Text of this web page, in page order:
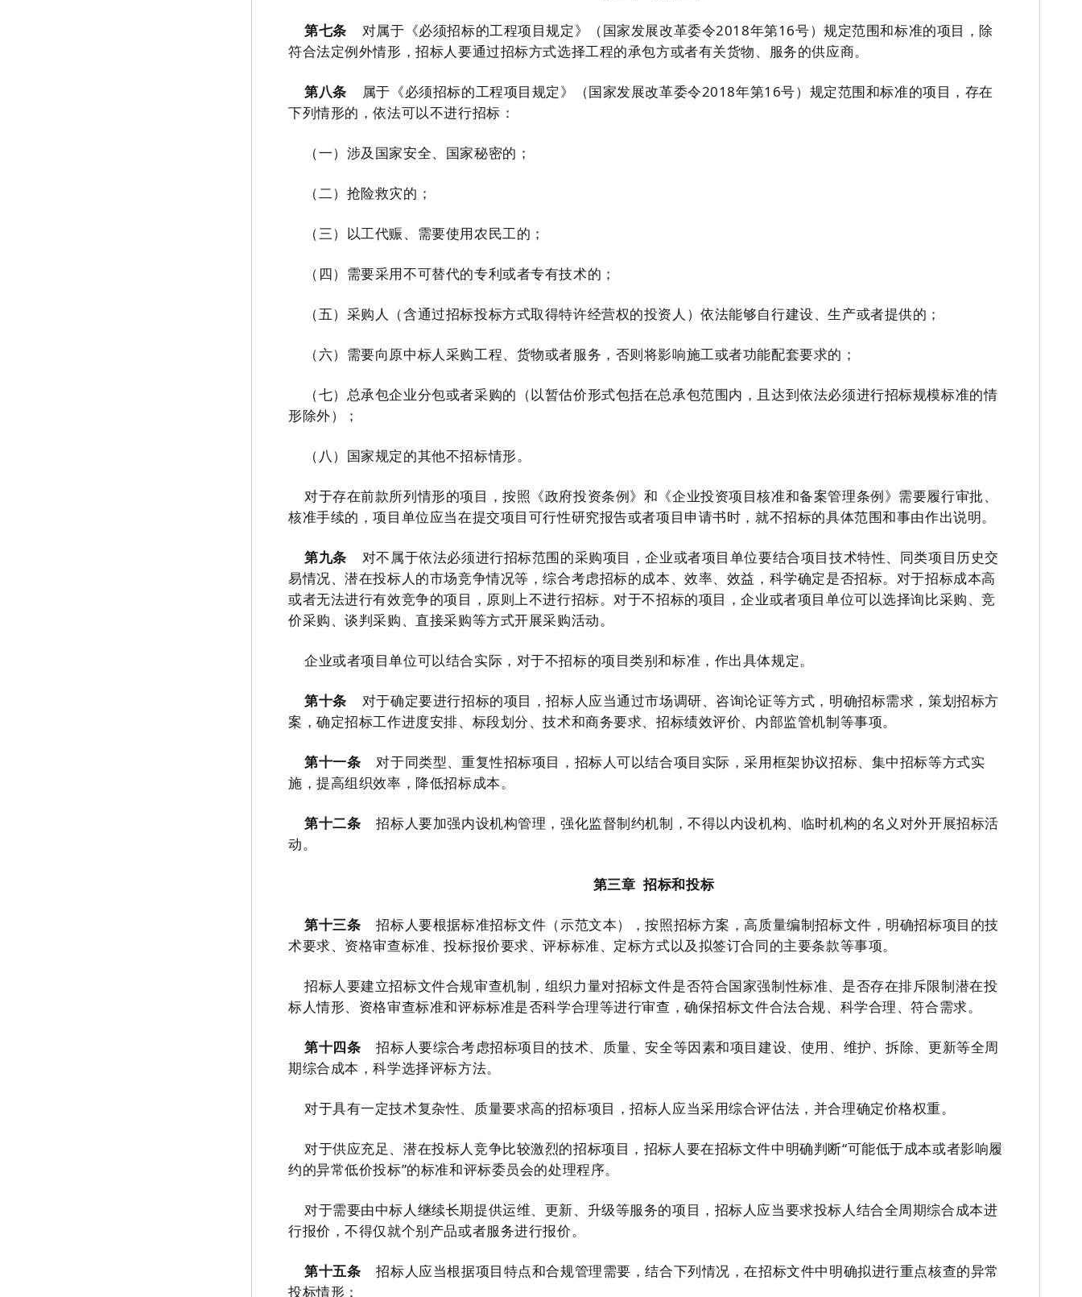
第七条 对属于《必须招标的工程项目规定》（国家发展改革委令2018年第16号）规定范围和标准的项目，除
符合法定例外情形，招标人要通过招标方式选择工程的承包方或者有关货物、服务的供应商。
第八条 属于《必须招标的工程项目规定》（国家发展改革委令2018年第16号）规定范围和标准的项目，存在
下列情形的，依法可以不进行招标：
（一）涉及国家安全、国家秘密的；
（二）抢险救灾的；
（三）以工代赈、需要使用农民工的；
（四）需要采用不可替代的专利或者专有技术的；
（五）采购人（含通过招标投标方式取得特许经营权的投资人）依法能够自行建设、生产或者提供的；
（六）需要向原中标人采购工程、货物或者服务，否则将影响施工或者功能配套要求的；
（七）总承包企业分包或者采购的（以暂估价形式包括在总承包范围内，且达到依法必须进行招标规模标准的情
形除外）；
（八）国家规定的其他不招标情形。
对于存在前款所列情形的项目，按照《政府投资条例》和《企业投资项目核准和备案管理条例》需要履行审批、
核准手续的，项目单位应当在提交项目可行性研究报告或者项目申请书时，就不招标的具体范围和事由作出说明。
第九条
对不属于依法必须进行招标范围的采购项目，企业或者项目单位要结合项目技术特性、同类项目历史交
易情况、潜在投标人的市场竞争情况等，综合考虑招标的成本、效率、效益，科学确定是否招标。对于招标成本高
或者无法进行有效竞争的项目，原则上不进行招标。对于不招标的项目，企业或者项目单位可以选择询比采购、竞
价采购、谈判采购、直接采购等方式开展采购活动。
企业或者项目单位可以结合实际，对于不招标的项目类别和标准，作出具体规定。
第十条
对于确定要进行招标的项目，招标人应当通过市场调研、咨询论证等方式，明确招标需求，策划招标方
案，确定招标工作进度安排、标段划分、技术和商务要求、招标绩效评价、内部监管机制等事项。
第十一条
对于同类型、重复性招标项目，招标人可以结合项目实际，采用框架协议招标、集中招标等方式实
施，提高组织效率，降低招标成本。
第十二条 招标人要加强内设机构管理， 强化监督制约机制，不得以内设机构、临时机构的名义对外开展招标活
动。
第三章 招标和投标
第十三条
招标人要根据标准招标文件（示范文本），按照招标方案，高质量编制招标文件，明确招标项目的技
术要求、资格审查标准、投标报价要求、评标标准、定标方式以及拟签订合同的主要条款等事项。
招标人要建立招标文件合规审查机制，组织力量对招标文件是否符合国家强制性标准、是否存在排斥限制潜在投
标人情形、资格审查标准和评标标准是否科学合理等进行审查，确保招标文件合法合规、科学合理、符合需求。
第十四条
招标人要综合考虑招标项目的技术、质量、安全等因素和项目建设、使用、维护、拆除、更新等全周
期综合成本，科学选择评标方法。
对于具有一定技术复杂性、 质量要求高的招标项目，招标人应当采用综合评估法，并合理确定价格权重。
对于供应充足、潜在投标人竞争比较激烈的招标项目，招标人要在招标文件中明确判断“可能低于成本或者影响履
约的异常低价投标”的标准和评标委员会的处理程序。
对于需要由中标人继续长期提供运维、更新、升级等服务的项目，招标人应当要求投标人结合全周期综合成本进
行报价，不得仅就个别产品或者服务进行报价。
第十五条
招标人应当根据项目特点和合规管理需要，结合下列情况，在招标文件中明确拟进行重点核查的异常
投标情形：